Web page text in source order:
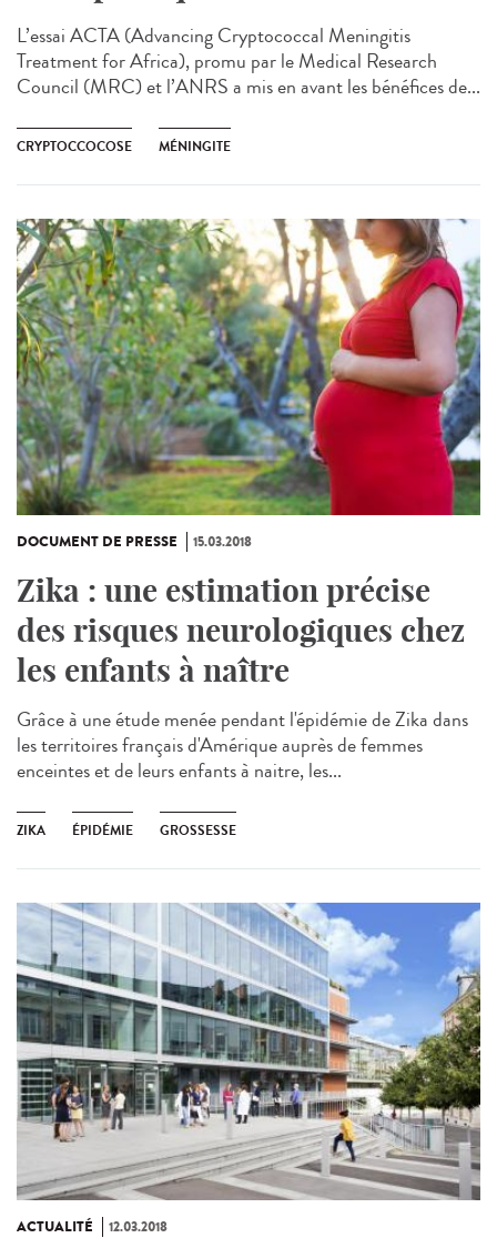
L’essai ACTA (Advancing Cryptococcal Meningitis
Treatment for Africa), promu par le Medical Research
Council (MRC) et l’ANRS a mis en avant les bénéfices de...
CRYPTOCCOCOSE MÉNINGITE
DOCUMENT DE PRESSE 15.03.2018
Zika : une estimation précise
des risques neurologiques chez
les enfants à naître
Grâce à une étude menée pendant l'épidémie de Zika dans
les territoires français d'Amérique auprès de femmes
enceintes et de leurs enfants à naitre, les...
ZIKA ÉPIDÉMIE GROSSESSE
ACTUALITÉ 12.03.2018